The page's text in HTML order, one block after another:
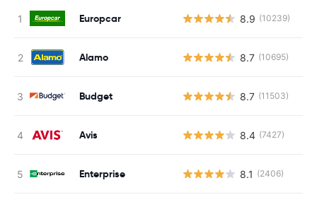
Europcar 8.9 (10239)
Alamo 8.7 (10695)
Budget 8.7 (11503)
Avis 8.4 (7427)
Enterprise 8.1 (2406)